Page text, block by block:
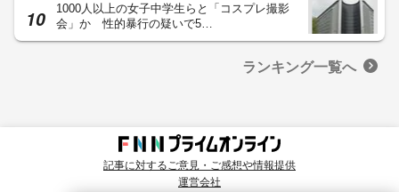
1000人以上の女子中学生らと「コスプレ撮影
会」か 性的暴行の疑いで5…
ランキング一覧へ
記事に対するご意見・ご感想や情報提供
運営会社